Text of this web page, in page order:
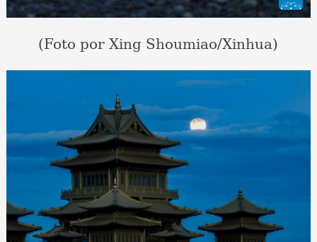
(Foto por Xing Shoumiao/Xinhua)